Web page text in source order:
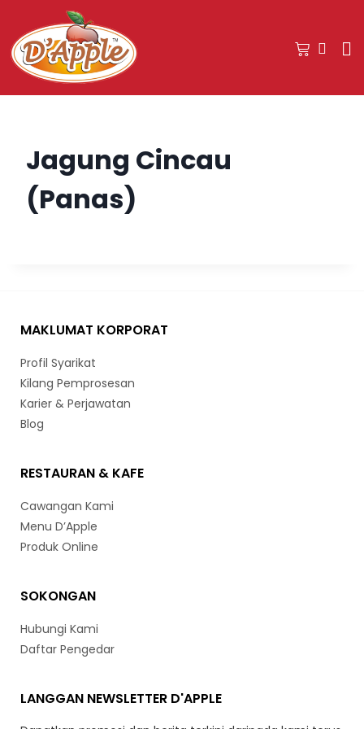
Jagung Cincau
(Panas)
MAKLUMAT KORPORAT
Profil Syarikat
Kilang Pemprosesan
Karier & Perjawatan
Blog
RESTAURAN & KAFE
Cawangan Kami
Menu D’Apple
Produk Online
SOKONGAN
Hubungi Kami
Daftar Pengedar
LANGGAN NEWSLETTER D'APPLE